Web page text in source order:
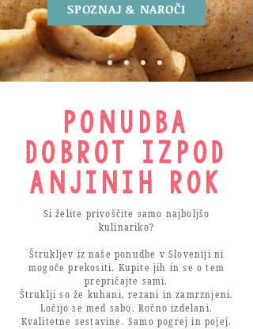
SPOZNAJ & NAROČI
PonudbA
DOBROT IZPOD
ANJINIH ROK
Si želite privoščite samo najboljšo
kulinariko?
Štrukljev iz naše ponudbe v Sloveniji ni
mogoče prekositi. Kupite jih in se o tem
prepričajte sami.
Štruklji so že kuhani, rezani in zamrznjeni.
Ločijo se med sabo. Ročno izdelani.
Kvalitetne sestavine. Samo pogrej in pojej.